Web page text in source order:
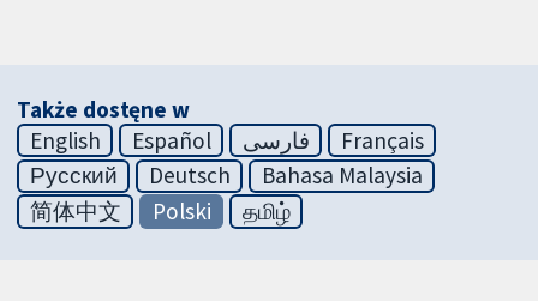
Także dostęne w
English
Español فارسی
Français
Русский
Deutsch
Bahasa Malaysia
简体中文
Polski தமிழ்